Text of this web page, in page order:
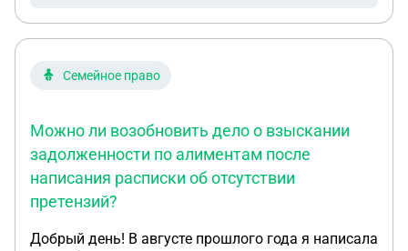
Семейное право
Можно ли возобновить дело о взыскании
задолженности по алиментам после
написания расписки об отсутствии
претензий?
Добрый день! В августе прошлого года я написала